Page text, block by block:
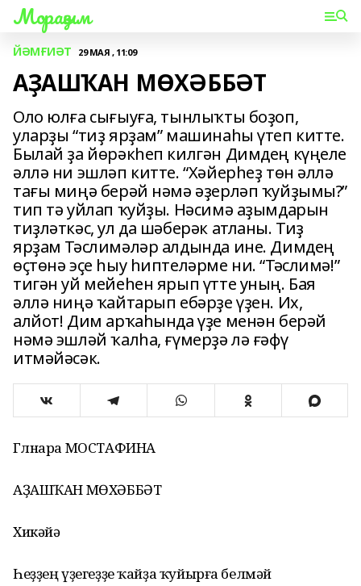
Мораҙым
ЙӘМҒИӘТ 29 МАЯ , 11:09
АҘАШҠАН МӨХӘББӘТ
Оло юлға сығыуға, тынлыҡты боҙоп,
уларҙы “тиҙ ярҙам” машинаһы үтеп китте.
Былай ҙа йөрәкһеп килгән Димдең күңеле
әллә ни эшләп китте. “Хәйерһеҙ төн әллә
тағы миңә берәй нәмә әҙерләп ҡуйҙымы?”
тип тә уйлап ҡуйҙы. Нәсимә аҙымдарын
тиҙләткәс, ул да шәберәк атланы. Тиҙ
ярҙам Тәслимәләр алдында ине. Димдең
өҫтөнә эҫе һыу һиптеләрме ни. “Тәслимә!”
тигән уй мейеһен ярып үтте уның. Бая
әллә ниңә ҡайтарып ебәрҙе үҙен. Их,
алйот! Дим арҡаһында үҙе менән берәй
нәмә эшләй ҡалһа, ғүмерҙә лә ғәфү
итмәйәсәк.
Гөлнара МОСТАФИНА
АҘАШҠАН МӨХӘББӘТ
Хикәйә
Һеҙҙең үҙегеҙҙе ҡайҙа ҡуйырға белмәй